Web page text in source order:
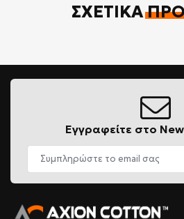
ΣΧΕΤΙΚΆ
Εγγραφείτε στο